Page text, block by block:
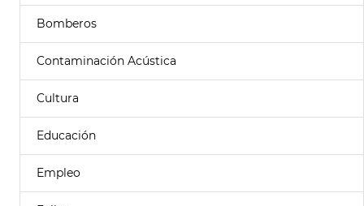
Bomberos
Contaminación Acústica
Cultura
Educación
Empleo